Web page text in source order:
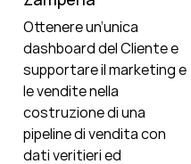
Ottenere un’unica
dashboard del Cliente e
supportare il marketing e
le vendite nella
costruzione di una
pipeline di vendita con
dati veritieri ed